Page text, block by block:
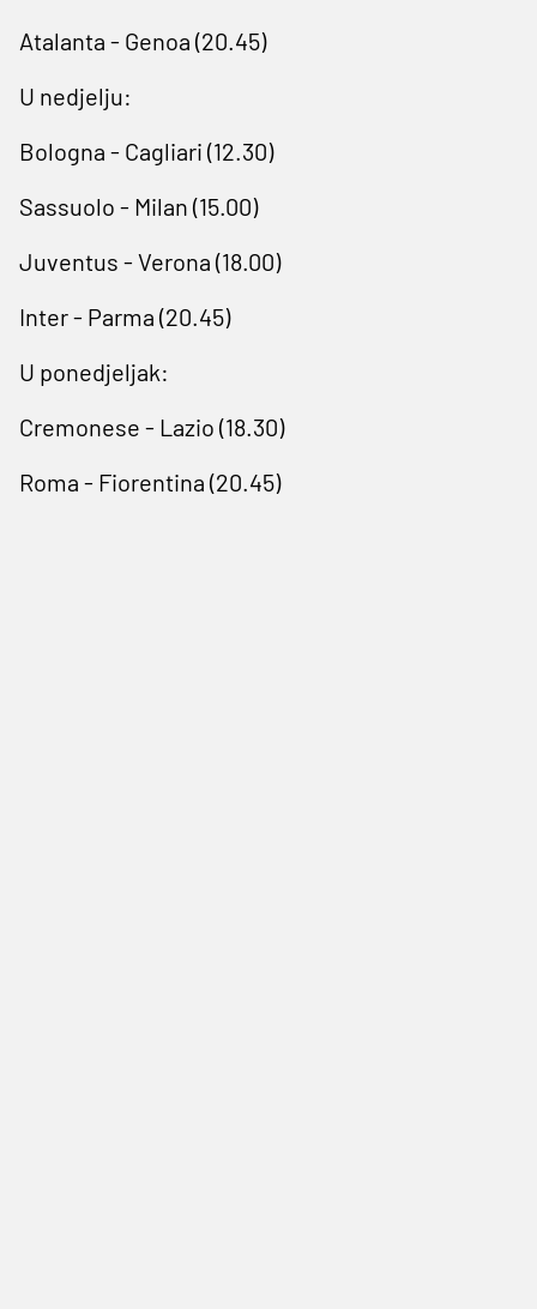
Atalanta - Genoa (20.45)
U nedjelju:
Bologna - Cagliari (12.30)
Sassuolo - Milan (15.00)
Juventus - Verona (18.00)
Inter - Parma (20.45)
U ponedjeljak:
Cremonese - Lazio (18.30)
Roma - Fiorentina (20.45)